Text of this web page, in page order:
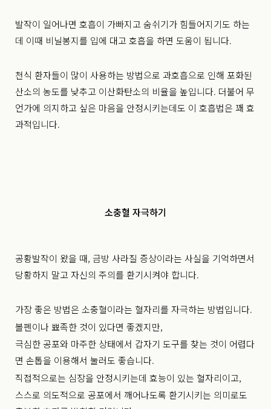
발작이 일어나면 호흡이 가빠지고 숨쉬기가 힘들어지기도 하는
데 이때 비닐봉지를 입에 대고 호흡을 하면 도움이 됩니다.
천식 환자들이 많이 사용하는 방법으로 과호흡으로 인해 포화된
산소의 농도를 낮추고 이산화탄소의 비율을 높입니다. 더불어 무
언가에 의지하고 싶은 마음을 안정시키는데도 이 호흡법은 꽤 효
과적입니다.
소충혈 자극하기
공황발작이 왔을 때, 금방 사라질 증상이라는 사실을 기억하면서
당황하지 말고 자신의 주의를 환기시켜야 합니다.
가장 좋은 방법은 소충혈이라는 혈자리를 자극하는 방법입니다.
볼펜이나 뾰족한 것이 있다면 좋겠지만,
극심한 공포와 마주한 상태에서 갑자기 도구를 찾는 것이 어렵다
면 손톱을 이용해서 눌러도 좋습니다.
직접적으로는 심장을 안정시키는데 효능이 있는 혈자리이고,
스스로 의도적으로 공포에서 깨어나도록 환기시키는 의미로도